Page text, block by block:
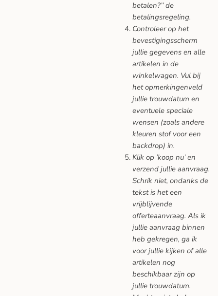
betalen?’’ de
betalingsregeling.
Controleer op het
bevestigingsscherm
jullie gegevens en alle
artikelen in de
winkelwagen. Vul bij
het opmerkingenveld
jullie trouwdatum en
eventuele speciale
wensen (zoals andere
kleuren stof voor een
backdrop) in.
Klik op ’koop nu’ en
verzend jullie aanvraag.
Schrik niet, ondanks de
tekst is het een
vrijblijvende
offerteaanvraag. Als ik
jullie aanvraag binnen
heb gekregen, ga ik
voor jullie kijken of alle
artikelen nog
beschikbaar zijn op
jullie trouwdatum.